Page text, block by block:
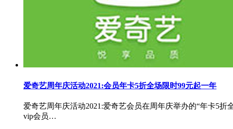
爱奇艺周年庆活动2021:会员年卡5折全场限时99元起一年
爱奇艺周年庆活动2021:爱奇艺会员在周年庆举办的“年卡5
vip会员…